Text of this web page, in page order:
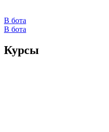
В бота
В бота
Курсы